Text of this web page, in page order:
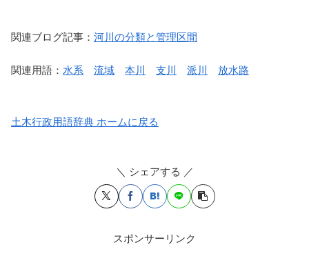
関連ブログ記事： 河川の分類と管理区間
関連用語： 水系 流域 本川 支川 派川 放水路
土木行政用語辞典 ホームに戻る
＼ シェアする ／
スポンサーリンク